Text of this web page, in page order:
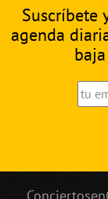
Suscríbete
agenda